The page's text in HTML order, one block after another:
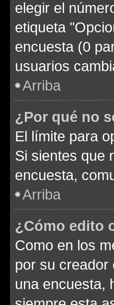
elegir el
etiqueta
encuesta (0
usuarios
Arriba
¿Por qué no
El límite para
Si sientes que
encuesta,
Arriba
¿Cómo edito
Como en los
por su creador
una encuesta,